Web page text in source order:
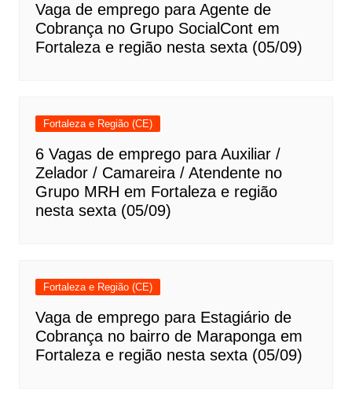
Vaga de emprego para Agente de
Cobrança no Grupo SocialCont em
Fortaleza e região nesta sexta (05/09)
Fortaleza e Região (CE)
6 Vagas de emprego para Auxiliar /
Zelador / Camareira / Atendente no
Grupo MRH em Fortaleza e região
nesta sexta (05/09)
Fortaleza e Região (CE)
Vaga de emprego para Estagiário de
Cobrança no bairro de Maraponga em
Fortaleza e região nesta sexta (05/09)